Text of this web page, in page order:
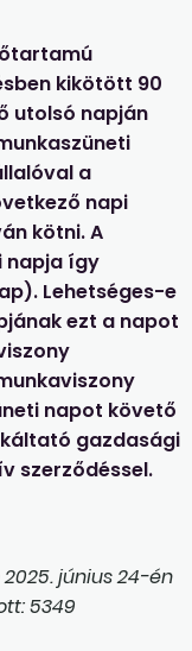
kikötött 90
utolsó napján
a
napi
kötni. A
napja így
Lehetséges-e
ezt a napot
napot követő
gazdasági
szerződéssel.
június 24-én
5349